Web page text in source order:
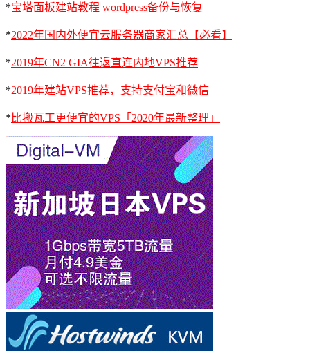
*宝塔面板建站教程 wordpress备份与恢复
*2022年国内外便宜云服务器商家汇总【必看】
*2019年CN2 GIA往返直连内地VPS推荐
*2019年建站VPS推荐，支持支付宝和微信
* 比搬瓦工更便宜的VPS「2020年最新整理」